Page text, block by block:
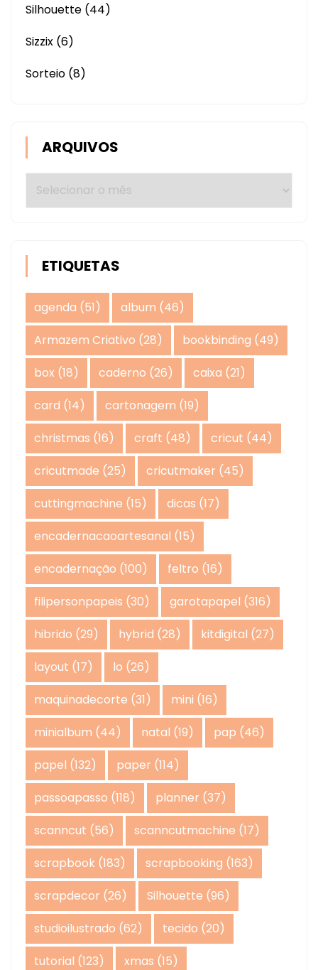
Silhouette (44)
Sizzix (6)
Sorteio (8)
ARQUIVOS
Arquivos
ETIQUETAS
agenda (51) album (46)
Armazem Criativo (28) bookbinding (49)
box (18) caderno (26) caixa (21)
card (14) cartonagem (19)
christmas (16) craft (48) cricut (44)
cricutmade (25) cricutmaker (45)
cuttingmachine (15) dicas (17)
encadernacaoartesanal (15)
encadernação (100) feltro (16)
filipersonpapeis (30) garotapapel (316)
hibrido (29) hybrid (28) kitdigital (27)
layout (17) lo (26)
maquinadecorte (31) mini (16)
minialbum (44) natal (19) pap (46)
papel (132) paper (114)
passoapasso (118) planner (37)
scanncut (56) scanncutmachine (17)
scrapbook (183) scrapbooking (163)
scrapdecor (26) Silhouette (96)
studioilustrado (62) tecido (20)
tutorial (123) xmas (15)